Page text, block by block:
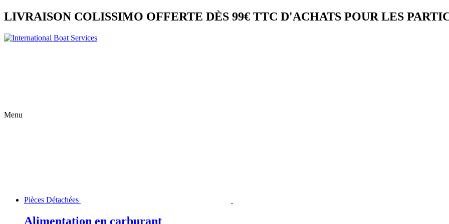
LIVRAISON COLISSIMO OFFERTE DÈS 99€ TTC D'ACHATS POUR LES
Menu
Pièces Détachées
Alimentation en carburant